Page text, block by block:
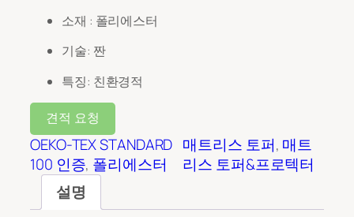
소재 : 폴리에스터
기술: 짠
특징: 친환경적
견적 요청
OEKO-TEX STANDARD
100 인증, 폴리에스터
매트리스 토퍼, 매트
리스 토퍼&프로텍터
설명
파일 업로드
투입
제출하다